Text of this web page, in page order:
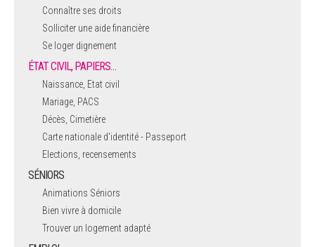
Connaître ses droits
Solliciter une aide financière
Se loger dignement
ÉTAT CIVIL, PAPIERS…
Naissance, Etat civil
Mariage, PACS
Décès, Cimetière
Carte nationale d'identité - Passeport
Elections, recensements
SÉNIORS
Animations Séniors
Bien vivre à domicile
Trouver un logement adapté